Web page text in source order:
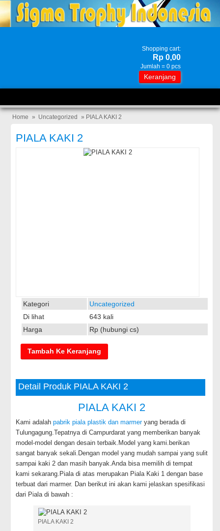
Shopping cart:
Rp 0,00
Jumlah = 0 pcs
Keranjang
Home » Uncategorized » PIALA KAKI 2
PIALA KAKI 2
Kategori
Uncategorized
Di lihat
643 kali
Harga
Rp (hubungi cs)
Detail Produk PIALA KAKI 2
PIALA KAKI 2
Kami adalahpabrik piala plastik dan marmeryang berada di
Tulungagung.Tepatnya di Campurdarat yang memberikan banyak
model-model dengan desain terbaik.Model yang kami.berikan
sangat banyak sekali.Dengan model yang mudah sampai yang sulit
sampai kaki 2 dan masih banyak.Anda bisa memilih di tempat
kami sekarang.Piala di atas merupakan Piala Kaki 1 dengan base
terbuat dari marmer. Dan berikut ini akan kami jelaskan spesifikasi
dari Piala di bawah :
PIALA KAKI 2